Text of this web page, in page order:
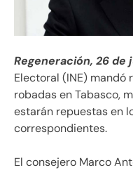
Regeneración, 26 de
Electoral (INE) mandó
robadas en Tabasco,
estarán repuestas en
correspondientes.
El consejero Marco